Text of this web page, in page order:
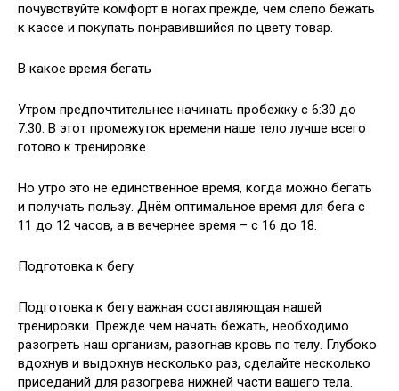
почувствуйте комфорт в ногах прежде, чем слепо бежать
к кассе и покупать понравившийся по цвету товар.
В какое время бегать
Утром предпочтительнее начинать пробежку с 6:30 до
7:30. В этот промежуток времени наше тело лучше всего
готово к тренировке.
Но утро это не единственное время, когда можно бегать
и получать пользу. Днём оптимальное время для бега с
11 до 12 часов, а в вечернее время – с 16 до 18.
Подготовка к бегу
Подготовка к бегу важная составляющая нашей
тренировки. Прежде чем начать бежать, необходимо
разогреть наш организм, разогнав кровь по телу. Глубоко
вдохнув и выдохнув несколько раз, сделайте несколько
приседаний для разогрева нижней части вашего тела.